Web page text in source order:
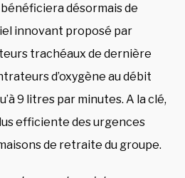
désormais de
innovant proposé par
trachéaux de dernière
d’oxygène au débit
9 litres par minutes. A la clé,
efficiente des urgences
de retraite du groupe.